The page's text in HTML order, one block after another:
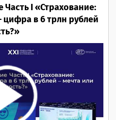
I «Страхование:
в 6 трлн рублей